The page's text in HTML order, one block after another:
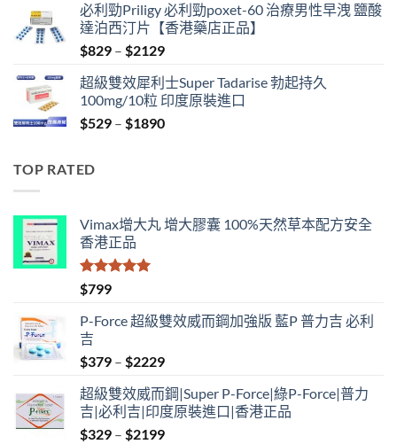
was:
$500.
is:
$399.
必利勁Priligy 必利勁poxet-60 治療男性早洩 鹽酸
達泊西汀片【香港藥店正品】
$829 – $2129Price
$829
through
$2129
超級雙效犀利士Super Tadarise 勃起持久
100mg/10粒 印度原裝進口
$529 – $1890Price
TOP RATED
Vimax增大丸 增大膠囊 100%天然草本配方安全
香港正品
評分
滿分 5
$799
P-Force 超級雙效威而鋼加強版 藍P 普力吉 必利
吉
$379 – $2229Price
$379
through
$2229
超級雙效威而鋼|Super P-Force|綠P-Force|普力
吉|必利吉|印度原裝進口|香港正品
$329 – $2199Price